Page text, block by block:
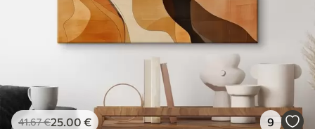
41.67€25.00 € 9